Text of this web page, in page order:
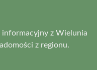
z Wielunia
z regionu.